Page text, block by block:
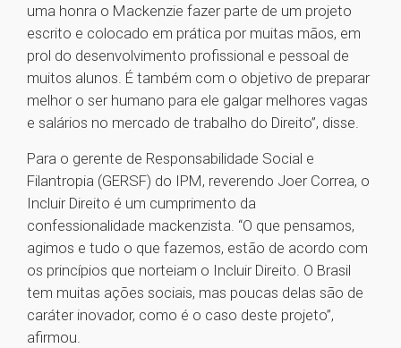
uma honra o Mackenzie fazer parte de um projeto
escrito e colocado em prática por muitas mãos, em
prol do desenvolvimento profissional e pessoal de
muitos alunos. É também com o objetivo de preparar
melhor o ser humano para ele galgar melhores vagas
e salários no mercado de trabalho do Direito”, disse.
Para o gerente de Responsabilidade Social e
Filantropia (GERSF) do IPM, reverendo Joer Correa, o
Incluir Direito é um cumprimento da
confessionalidade mackenzista. “O que pensamos,
agimos e tudo o que fazemos, estão de acordo com
os princípios que norteiam o Incluir Direito. O Brasil
tem muitas ações sociais, mas poucas delas são de
caráter inovador, como é o caso deste projeto”,
afirmou.